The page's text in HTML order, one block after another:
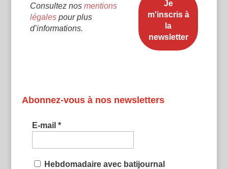
Consultez nos mentions
légalespour plus
d’informations.
Abonnez-vous à nos newsletters
E-mail *
Hebdomadaire avec batijournal